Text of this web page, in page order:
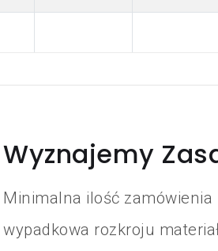
60x50x6
Wyznajemy
Minimalna ilość
wypadkowa rozkroju